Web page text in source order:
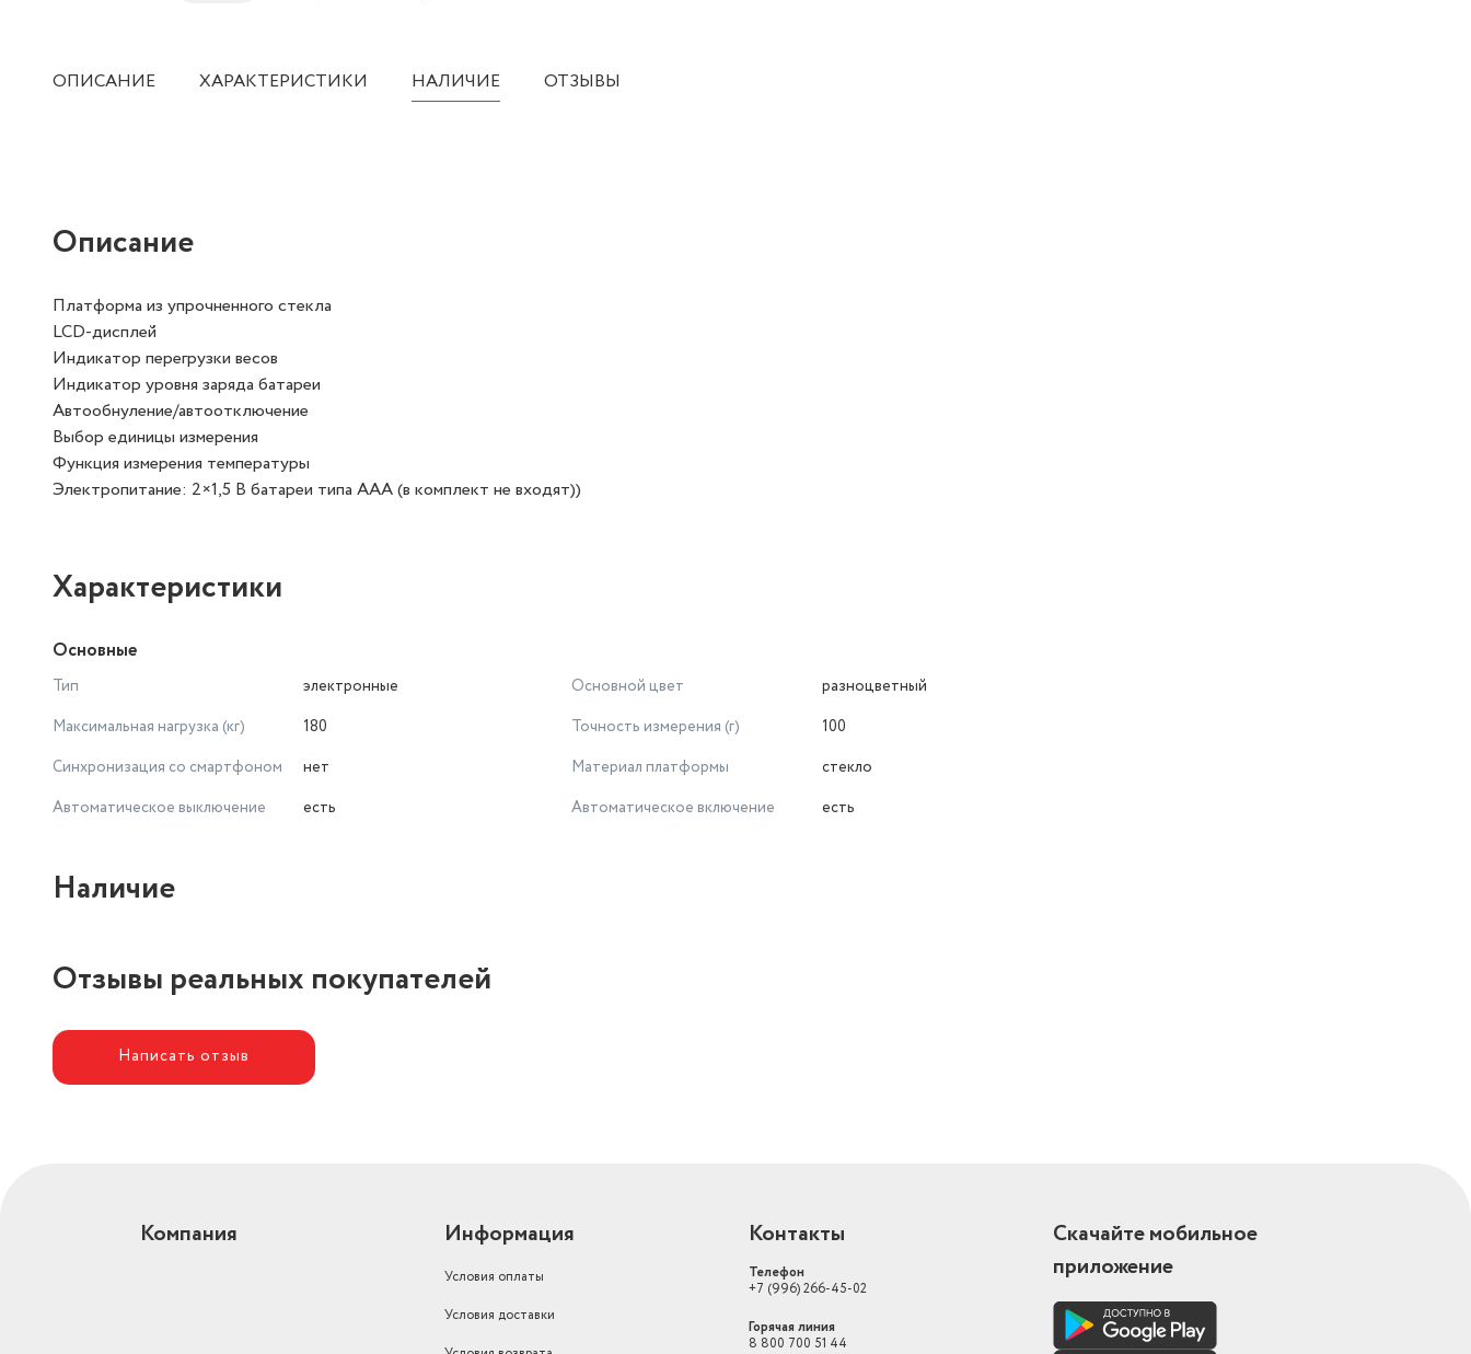
ОПИСАНИЕ ХАРАКТЕРИСТИКИ НАЛИЧИЕ ОТЗЫВЫ
Описание
Платформа из упрочненного стекла
LCD-дисплей
Индикатор перегрузки весов
Индикатор уровня заряда батареи
Автообнуление/автоотключение
Выбор единицы измерения
Функция измерения температуры
Электропитание: 2×1,5 В батареи типа ААА (в комплект не входят))
Характеристики
Основные
Тип
электронные
Максимальная нагрузка (кг)
180
Синхронизация со смартфоном
нет
Автоматическое выключение
есть
Основной цвет
разноцветный
Точность измерения (г)
100
Материал платформы
стекло
Автоматическое включение
есть
Наличие
Отзывы реальных покупателей
Написать отзыв
Компания Информация
Условия оплаты
Условия доставки
Контакты
Телефон
+7 (996) 266-45-02
Горячая линия
8 800 700 51 44
Скачайте мобильное
приложение